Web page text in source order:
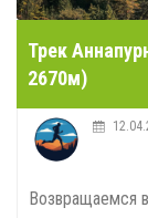
Трек
2670м)
Возвращаемся